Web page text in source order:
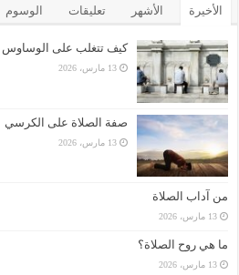
الأخيرة الأشهر تعليقات الوسوم
كيف تتغلب على الوساوس
13 مارس، 2026
صفة الصلاة على الكرسي
13 مارس، 2026
من آداب الصلاة
13 مارس، 2026
ما هي روح الصلاة؟
13 مارس، 2026